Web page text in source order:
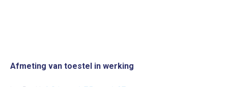
Afmeting van toestel in werking